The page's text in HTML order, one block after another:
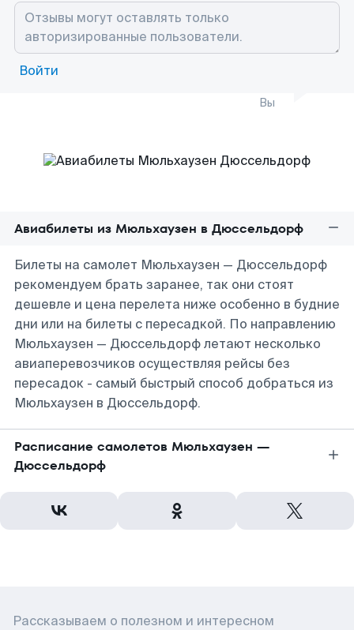
Войти
Вы
Авиабилеты из Мюльхаузен в Дюссельдорф
Билеты на самолет Мюльхаузен — Дюссельдорф
рекомендуем брать заранее, так они стоят
дешевле и цена перелета ниже особенно в будние
дни или на билеты с пересадкой. По направлению
Мюльхаузен — Дюссельдорф летают несколько
авиаперевозчиков осуществляя рейсы без
пересадок - самый быстрый способ добраться из
Мюльхаузен в Дюссельдорф.
Расписание самолетов Мюльхаузен —
Дюссельдорф
Рассказываем о полезном и интересном